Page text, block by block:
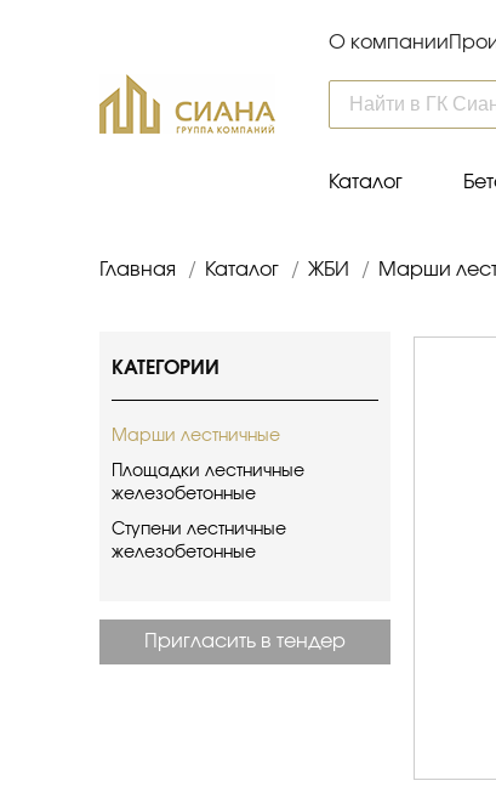
О компании
Каталог
Главная / Каталог / ЖБИ / Марши
КАТЕГОРИИ
Марши лестничные
Площадки лестничные
железобетонные
Ступени лестничные
железобетонные
Пригласить в тендер